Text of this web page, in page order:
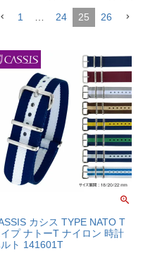
1 24 25 26
カシス TYPE NATO T
イプ ナトーT ナイロン 時計
ト 141601T